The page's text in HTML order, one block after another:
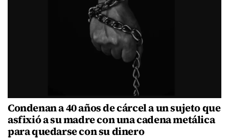
Condenan a 40 años de cárcel a un sujeto que
asfixió a su madre con una cadena metálica
para quedarse con su dinero